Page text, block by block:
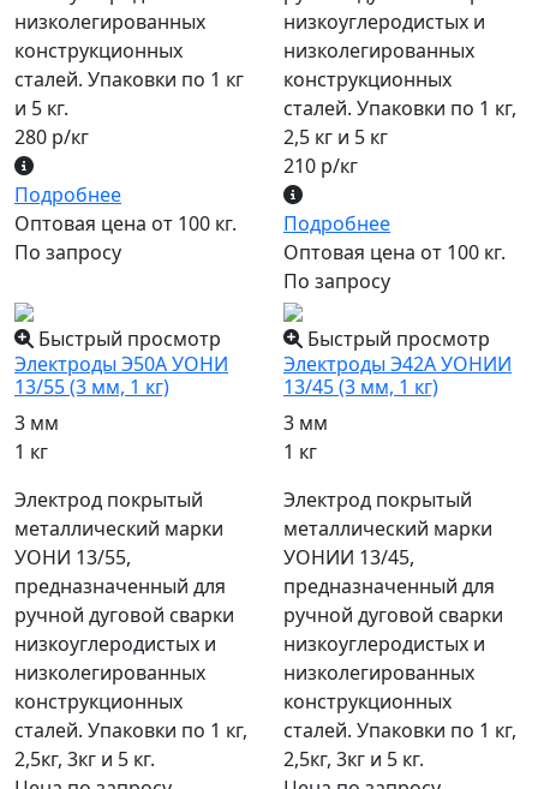
низколегированных
конструкционных
сталей. Упаковки по 1 кг
и 5 кг.
280 р/кг
Подробнее
Оптовая цена от 100 кг.
По запросу
низкоуглеродистых и
низколегированных
конструкционных
сталей. Упаковки по 1 кг,
2,5 кг и 5 кг
210 р/кг
Подробнее
Оптовая цена от 100 кг.
По запросу
Быстрый просмотр
Электроды Э50А УОНИ
13/55 (3 мм, 1 кг)
3 мм
1 кг
Электрод покрытый
металлический марки
УОНИ 13/55,
предназначенный для
ручной дуговой сварки
низкоуглеродистых и
низколегированных
конструкционных
сталей. Упаковки по 1 кг,
2,5кг, 3кг и 5 кг.
Быстрый просмотр
Электроды Э42А УОНИИ
13/45 (3 мм, 1 кг)
3 мм
1 кг
Электрод покрытый
металлический марки
УОНИИ 13/45,
предназначенный для
ручной дуговой сварки
низкоуглеродистых и
низколегированных
конструкционных
сталей. Упаковки по 1 кг,
2,5кг, 3кг и 5 кг.